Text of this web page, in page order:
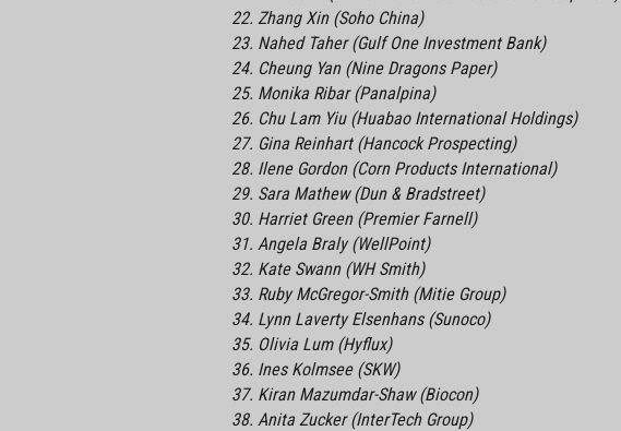
22. Zhang Xin (Soho China)
23. Nahed Taher (Gulf One Investment Bank)
24. Cheung Yan (Nine Dragons Paper)
25. Monika Ribar (Panalpina)
26. Chu Lam Yiu (Huabao International Holdings)
27. Gina Reinhart (Hancock Prospecting)
28. Ilene Gordon (Corn Products International)
29. Sara Mathew (Dun & Bradstreet)
30. Harriet Green (Premier Farnell)
31. Angela Braly (WellPoint)
32. Kate Swann (WH Smith)
33. Ruby McGregor-Smith (Mitie Group)
34. Lynn Laverty Elsenhans (Sunoco)
35. Olivia Lum (Hyflux)
36. Ines Kolmsee (SKW)
37. Kiran Mazumdar-Shaw (Biocon)
38. Anita Zucker (InterTech Group)